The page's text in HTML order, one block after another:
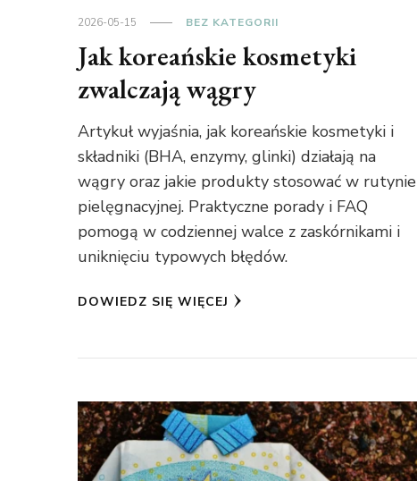
2026-05-15 BEZ KATEGORII
Jak koreańskie kosmetyki
zwalczają wągry
Artykuł wyjaśnia, jak koreańskie kosmetyki i
składniki (BHA, enzymy, glinki) działają na
wągry oraz jakie produkty stosować w rutynie
pielęgnacyjnej. Praktyczne porady i FAQ
pomogą w codziennej walce z zaskórnikami i
uniknięciu typowych błędów.
DOWIEDZ SIĘ WIĘCEJ